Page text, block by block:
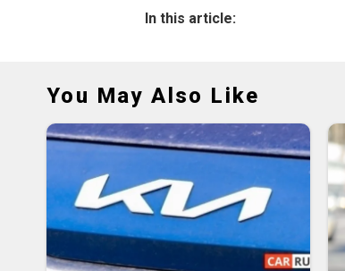
In this article:
You May Also Like